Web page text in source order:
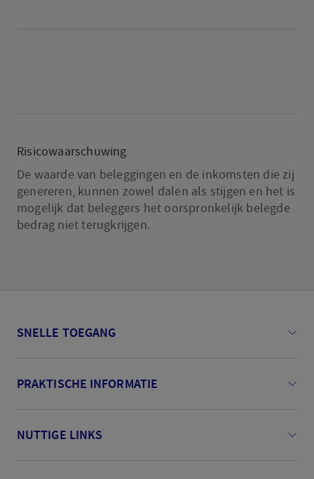
Risicowaarschuwing
De waarde van beleggingen en de inkomsten die zij
genereren, kunnen zowel dalen als stijgen en het is
mogelijk dat beleggers het oorspronkelijk belegde
bedrag niet terugkrijgen.
SNELLE TOEGANG
PRAKTISCHE INFORMATIE
NUTTIGE LINKS